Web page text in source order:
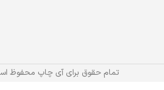
تمام حقوق برای آی چاپ محفوظ